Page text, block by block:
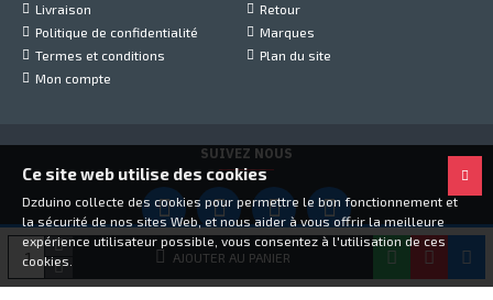
AJOUTER AU PANIER
Livraison
Politique de confidentialité
Termes et conditions
Mon compte
Retour
Marques
Plan du site
SUIVEZ NOUS
Copyright © 2021, Dzduino Electronics, Tous droits réservés
Ce site web utilise des cookies
Dzduino collecte des cookies pour permettre le bon fonctionnement et
la sécurité de nos sites Web, et nous aider à vous offrir la meilleure
expérience utilisateur possible, vous consentez à l'utilisation de ces
cookies.